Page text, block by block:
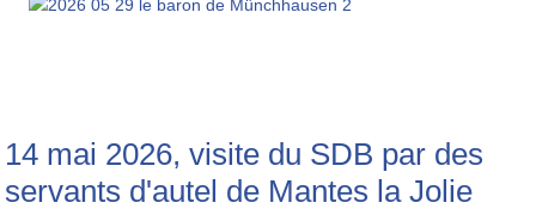
14 mai 2026, visite du SDB par des
servants d'autel de Mantes la Jolie